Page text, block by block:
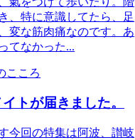
、特に意識してたら、足
変な筋肉痛なのです。あ
てなかった...
こころ
トが届きました。
今回の特集は阿波、讃岐